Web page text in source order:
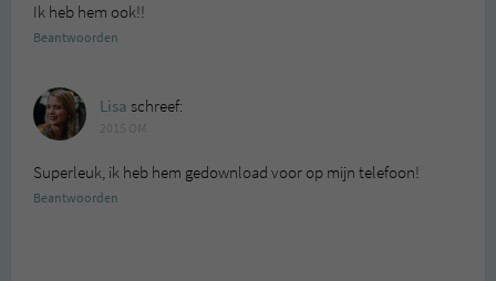
Ik heb hem ook!!
Beantwoorden
Lisa schreef:
Superleuk, ik heb hem gedownload voor op mijn telefoon!
Beantwoorden